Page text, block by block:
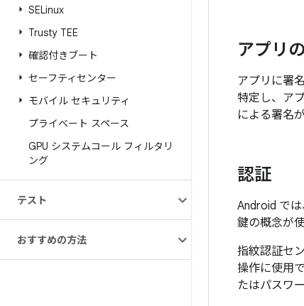
SELinux
Trusty TEE
確認付きブート
セーフティセンター
モバイル セキュリティ
プライベート スペース
GPU システムコール フィルタリ
ング
テスト
おすすめの方法
アプリ
アプリに署
特定し、ア
による署名
認証
Android で
鍵の概念が
指紋認証セ
操作に使用
たはパスワ